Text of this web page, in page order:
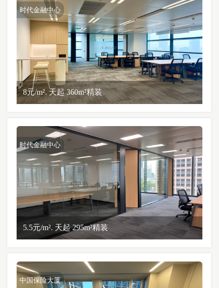
时代金融中心
8元/m². 天起 360m²精装
时代金融中心
5.5元/m². 天起 295m²精装
中国保险大厦